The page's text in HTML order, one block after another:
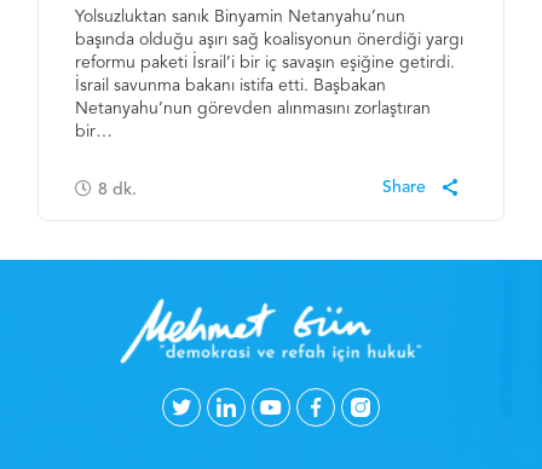
Yolsuzluktan sanık Binyamin Netanyahu’nun
başında olduğu aşırı sağ koalisyonun önerdiği yargı
reformu paketi İsrail’i bir iç savaşın eşiğine getirdi.
İsrail savunma bakanı istifa etti. Başbakan
Netanyahu’nun görevden alınmasını zorlaştıran
bir…
8 dk.